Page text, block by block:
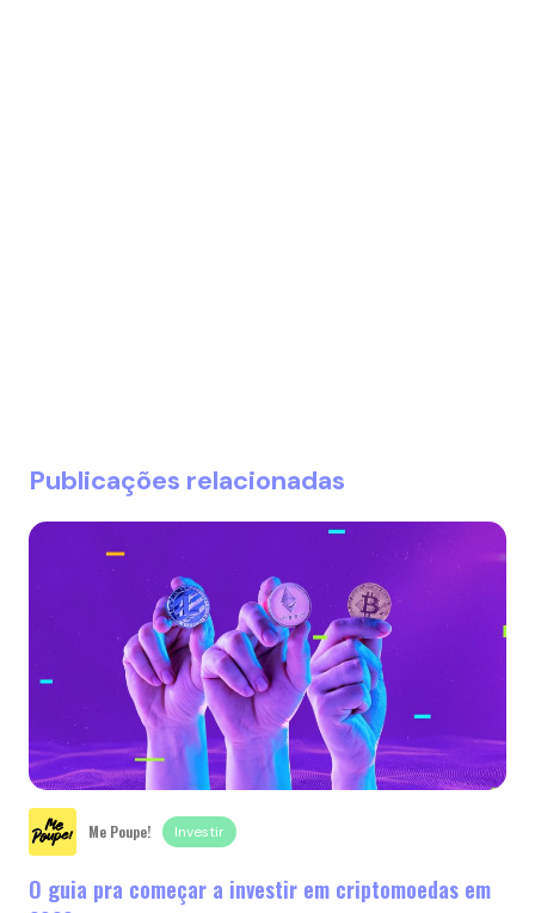
Publicações relacionadas
Me Poupe! Investir
O guia pra começar a investir em criptomoedas em